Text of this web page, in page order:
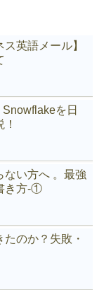
ス英語メール】
Snowflakeを日
ない方へ 。最強
き方-①
のか？失敗・